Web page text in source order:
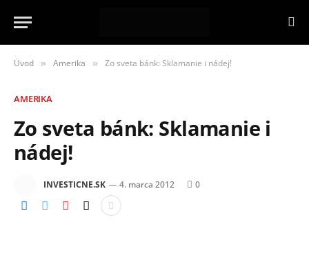
Úvod » Amerika » Zo sveta bánk: Sklamanie i nádej!
AMERIKA
Zo sveta bánk: Sklamanie i
nádej!
INVESTICNE.SK 4. marca 2012 0